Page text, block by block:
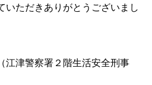
いただきありがとうございまし
江津警察署２階生活安全刑事